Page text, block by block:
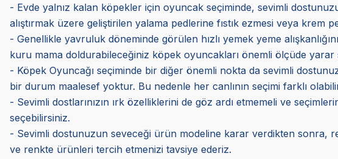
- Evde yalnız kalan köpekler için oyuncak seçiminde, sevimli
alıştırmak üzere geliştirilen yalama pedlerine fıstık ezmesi veya krem
- Genellikle yavruluk döneminde görülen hızlı yemek yeme
kuru mama doldurabileceğiniz köpek oyuncakları önemli ölçüde yarar
- Köpek Oyuncağı seçiminde bir diğer önemli nokta da sevimli
bir durum maalesef yoktur. Bu nedenle her canlının seçimi farklı
- Sevimli dostlarınızın ırk özelliklerini de göz ardı etmemeli ve
seçebilirsiniz.
- Sevimli dostunuzun seveceği ürün modeline karar verdikten sonra,
ve renkte ürünleri tercih etmenizi tavsiye ederiz.